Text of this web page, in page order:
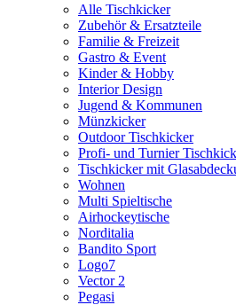
Alle Tischkicker
Zubehör & Ersatzteile
Familie & Freizeit
Gastro & Event
Kinder & Hobby
Interior Design
Jugend & Kommunen
Münzkicker
Outdoor Tischkicker
Profi- und Turnier
Tischkicker mit
Wohnen
Multi Spieltische
Airhockeytische
Norditalia
Bandito Sport
Logo7
Vector 2
Pegasi